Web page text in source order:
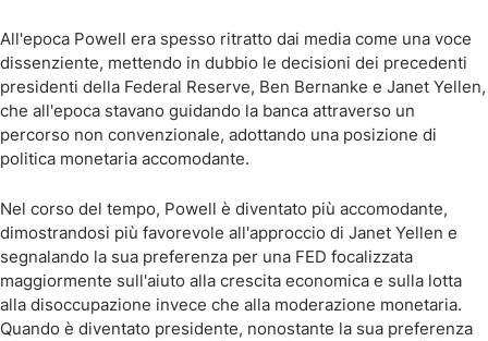
All'epoca Powell era spesso ritratto dai media come una voce
dissenziente, mettendo in dubbio le decisioni dei precedenti
presidenti della Federal Reserve, Ben Bernanke e Janet Yellen,
che all'epoca stavano guidando la banca attraverso un
percorso non convenzionale, adottando una posizione di
politica monetaria accomodante.
Nel corso del tempo, Powell è diventato più accomodante,
dimostrandosi più favorevole all'approccio di Janet Yellen e
segnalando la sua preferenza per una FED focalizzata
maggiormente sull'aiuto alla crescita economica e sulla lotta
alla disoccupazione invece che alla moderazione monetaria.
Quando è diventato presidente, nonostante la sua preferenza